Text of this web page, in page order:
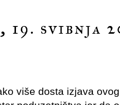
svibnja
više dosta izjava